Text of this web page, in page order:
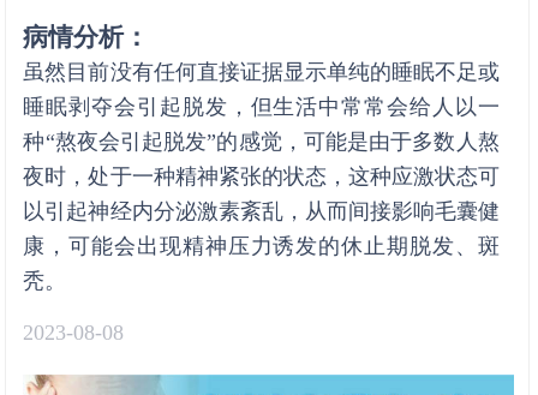
病情分析：
虽然目前没有任何直接证据显示单纯的睡眠不足或
睡眠剥夺会引起脱发，但生活中常常会给人以一
种“熬夜会引起脱发”的感觉，可能是由于多数人熬
夜时，处于一种精神紧张的状态，这种应激状态可
以引起神经内分泌激素紊乱，从而间接影响毛囊健
康，可能会出现精神压力诱发的休止期脱发、斑
秃。
2023-08-08